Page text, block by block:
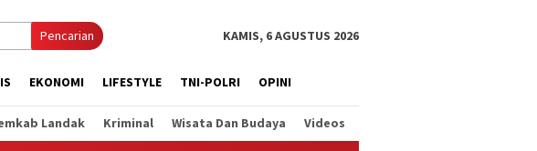
Pencarian KAMIS, 6 AGUSTUS 2026
EKONOMI LIFESTYLE TNI-POLRI OPINI
Landak Kriminal Wisata Dan Budaya Videos